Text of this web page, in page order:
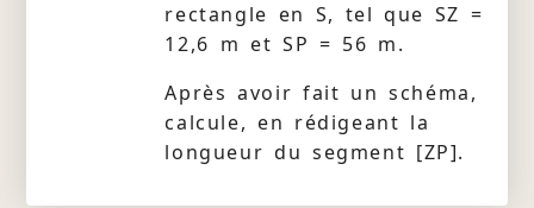
rectangle en S, tel que SZ =
12,6 m et SP = 56 m.
Après avoir fait un schéma,
calcule, en rédigeant la
longueur du segment [ZP].